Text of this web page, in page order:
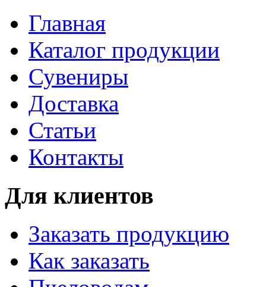
Главная
Каталог продукции
Сувениры
Доставка
Статьи
Контакты
Для клиентов
Заказать продукцию
Как заказать